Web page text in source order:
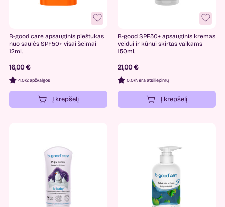
B-good care apsauginis pieštukas
nuo saulės SPF50+ visai šeimai
12ml.
16,00 €
4.0/2 apžvalgos
Į krepšelį
B-good SPF50+ apsauginis kremas
veidui ir kūnui skirtas vaikams
150ml.
21,00 €
0.0/Nėra atsiliepimų
Į krepšelį